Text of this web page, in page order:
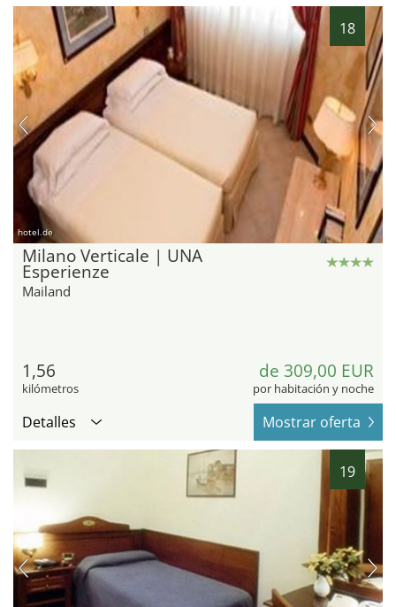
18
hotel.de
Milano Verticale | UNA
Esperienze
Mailand
1,56
kilómetros
de 309,00 EUR
por habitación y noche
Detalles Mostrar oferta
19